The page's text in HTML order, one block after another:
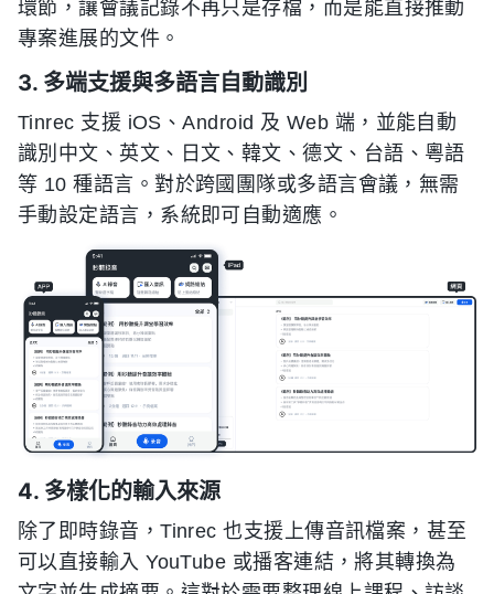
環節，讓會議記錄不再只是存檔，而是能直接推動
專案進展的文件。
3. 多端支援與多語言自動識別
Tinrec 支援 iOS、Android 及 Web 端，並能自動
識別中文、英文、日文、韓文、德文、台語、粵語
等 10 種語言。對於跨國團隊或多語言會議，無需
手動設定語言，系統即可自動適應。
4. 多樣化的輸入來源
除了即時錄音，Tinrec 也支援上傳音訊檔案，甚至
可以直接輸入 YouTube 或播客連結，將其轉換為